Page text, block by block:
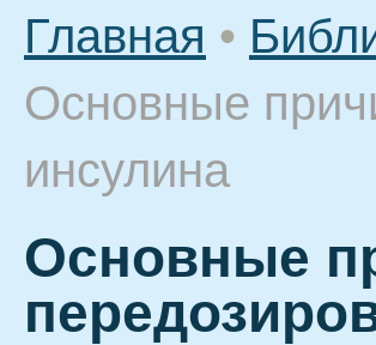
Главная •
Основные
инсулина
Основные